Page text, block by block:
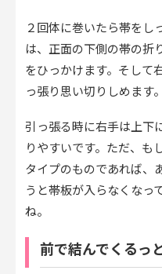
２回体に巻いたら帯をし
は、正面の下側の帯の折
をひっかけます。そして
っ張り思い切りしめます。
引っ張る時に右手は上下
りやすいです。ただ、も
タイプのものであれば、
うと帯板が入らなくなっ
ね。
前で結んでくるっ